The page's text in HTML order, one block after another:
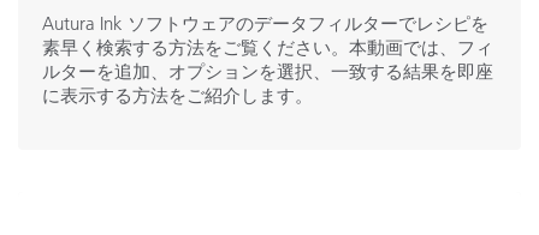
Autura Ink ソフトウェアのデータフィルターでレシピを
素早く検索する方法をご覧ください。本動画では、フィ
ルターを追加、オプションを選択、一致する結果を即座
に表示する方法をご紹介します。